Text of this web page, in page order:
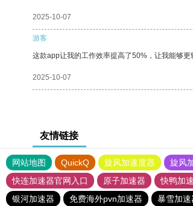
2025-10-07
游客
这款app让我的工作效率提高了50%，让我能够
2025-10-07
友情链接
网站地图 QuickQ 旋风加速度器 旋风
快连加速器官网入口
原子加速器 快鸭加
银河加速器
免费海外pvn加速器 暴雪加速